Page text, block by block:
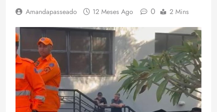
Amandapasseado 12 Meses Ago 0 2 Mins